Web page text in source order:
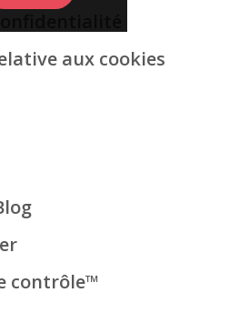
aux cookies
contrôle™